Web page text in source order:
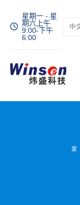
星期一 - 星
期六上午
9:00-下午
6:00
家